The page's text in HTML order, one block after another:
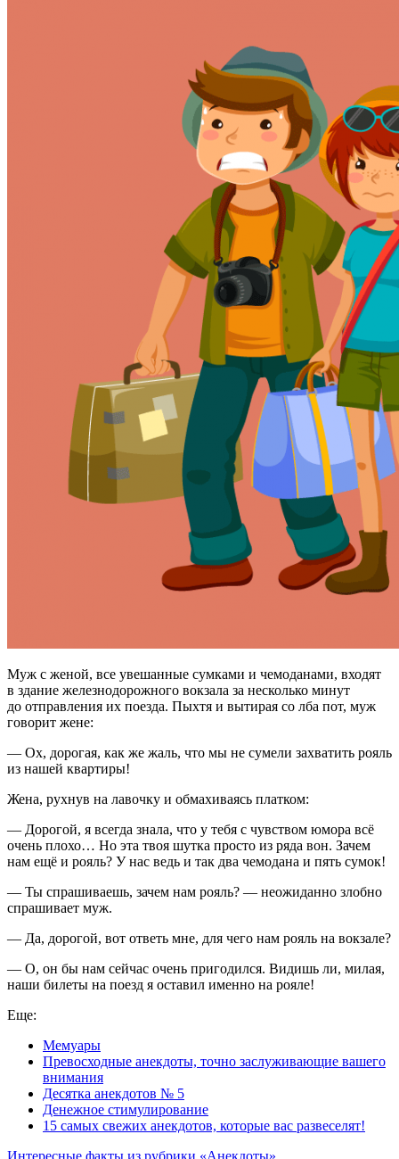
Муж с женой, все увешанные сумками и чемоданами, входят
в здание железнодорожного вокзала за несколько минут
до отправления их поезда. Пыхтя и вытирая со лба пот, муж
говорит жене:
— Ох, дорогая, как же жаль, что мы не сумели захватить рояль
из нашей квартиры!
Жена, рухнув на лавочку и обмахиваясь платком:
— Дорогой, я всегда знала, что у тебя с чувством юмора всё
очень плохо… Но эта твоя шутка просто из ряда вон. Зачем
нам ещё и рояль? У нас ведь и так два чемодана и пять сумок!
— Ты спрашиваешь, зачем нам рояль? — неожиданно злобно
спрашивает муж.
— Да, дорогой, вот ответь мне, для чего нам рояль на вокзале?
— О, он бы нам сейчас очень пригодился. Видишь ли, милая,
наши билеты на поезд я оставил именно на рояле!
Еще:
Мемуары
Превосходные анекдоты, точно заслуживающие вашего
внимания
Десятка анекдотов № 5
Денежное стимулирование
15 самых свежих анекдотов, которые вас развеселят!
Интересные факты из рубрики «Анекдоты»